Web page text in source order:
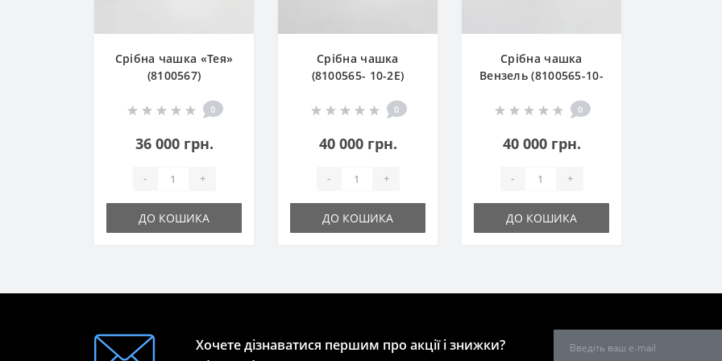
Срібна чашка «Тея»
(8100567)
0
36 000 грн.
- +
ДО КОШИКА
Срібна чашка
(8100565- 10-2Е)
0
40 000 грн.
- +
ДО КОШИКА
Срібна чашка
Вензель (8100565-10-
0
40 000 грн.
- +
ДО КОШИКА
Хочете дізнаватися першим про акції і знижки?